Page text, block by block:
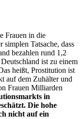
Frauen in die
Tatsache, dass
bezahlen rund 1,2
ist zu einem
heißt, Prostitution ist
auf dem Zuhälter und
Frauen Milliarden
in
Die hohe
nicht auf ein